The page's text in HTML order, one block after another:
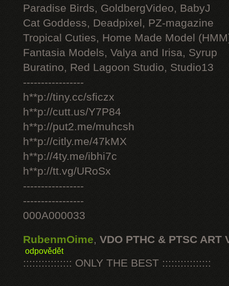
Paradise Birds, GoldbergVideo, BabyJ
Cat Goddess, Deadpixel, PZ-magazine
Tropical Cuties, Home Made Model
Fantasia Models, Valya and Irisa, Syrup
Buratino, Red Lagoon Studio, Studio13
-----------------
h**p://tiny.cc/sficzx
h**p://cutt.us/Y7P84
h**p://put2.me/muhcsh
h**p://citly.me/47kMX
h**p://4ty.me/ibhi7c
h**p://tt.vg/URoSx
-----------------
-----------------
000A000033
RubenmOime, VDO PTHC & PTSC ART
odpovědět
:::::::::::::::: ONLY THE BEST ::::::::::::::::